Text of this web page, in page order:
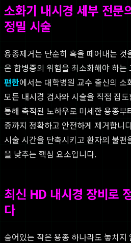
소화기 내시경 세부 전문
정밀 시술
용종제거는 단순히 혹을 떼어내는
은 합병증의 위험을 최소화해야 하는
편한에서는 대학병원 교수 출신의
모든 내시경 검사와 시술을 직접 집
통해 축적된 노하우로 미세한 용종
종까지 정확하고 안전하게 제거합니
시술 시간을 단축시키고 환자의 불편
을 낮추는 핵심 요소입니다.
최신 HD 내시경 장비로
다
숨어있는 작은 용종 하나라도 놓치